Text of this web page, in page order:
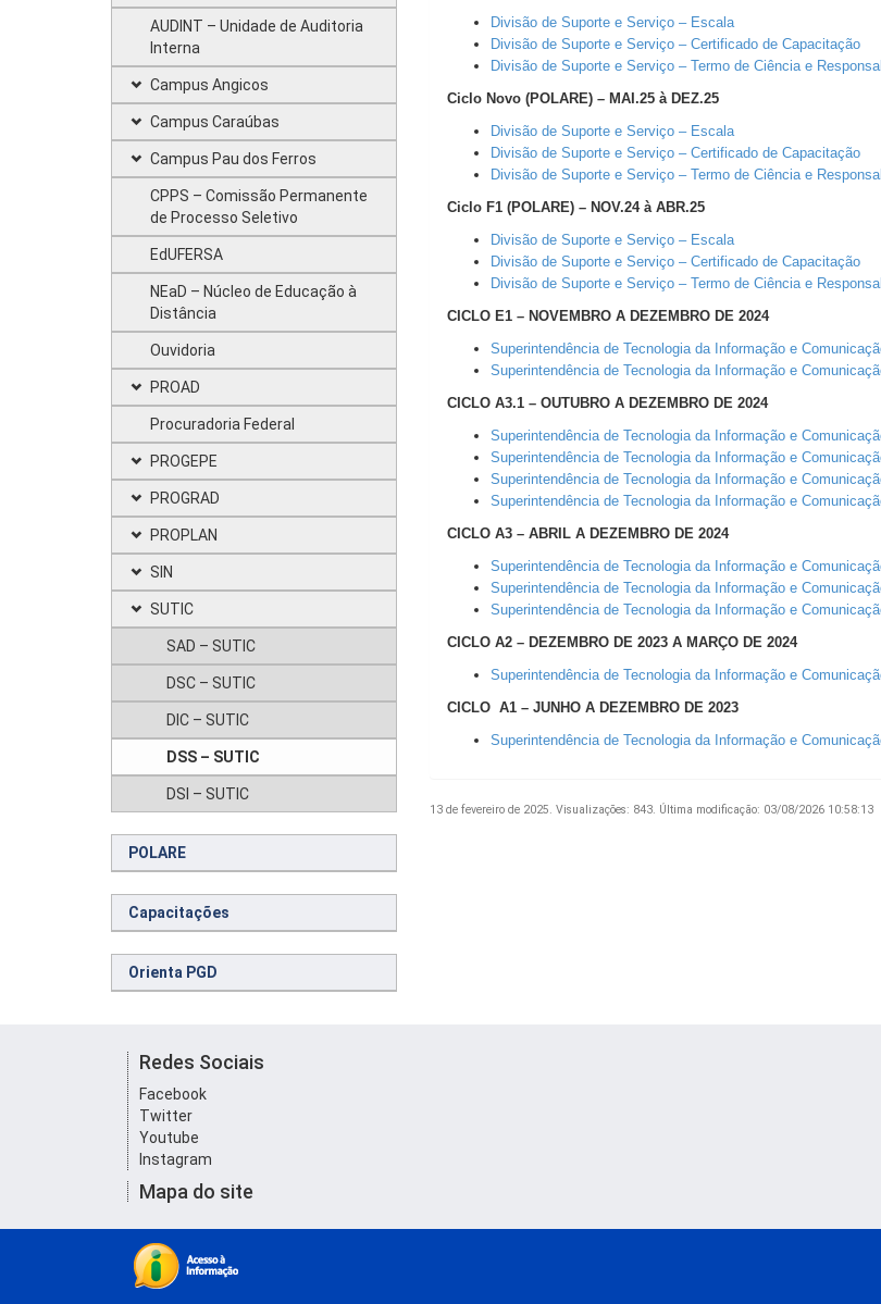
AUDINT – Unidade de Auditoria
Interna
Campus Angicos
Campus Caraúbas
Campus Pau dos Ferros
CPPS – Comissão Permanente
de Processo Seletivo
EdUFERSA
NEaD – Núcleo de Educação à
Distância
Ouvidoria
PROAD
Procuradoria Federal
PROGEPE
PROGRAD
PROPLAN
SIN
SUTIC
SAD – SUTIC
DSC – SUTIC
DIC – SUTIC
DSS – SUTIC
DSI – SUTIC
POLARE
Capacitações
Orienta PGD
Divisão de Suporte e Serviço – Escala
Divisão de Suporte e Serviço – Certificado de Capacitação
Divisão de Suporte e Serviço – Termo de Ciência e
Ciclo Novo (POLARE) – MAI.25 à DEZ.25
Divisão de Suporte e Serviço – Escala
Divisão de Suporte e Serviço – Certificado de Capacitação
Divisão de Suporte e Serviço – Termo de Ciência e
Ciclo F1 (POLARE) – NOV.24 à ABR.25
Divisão de Suporte e Serviço – Escala
Divisão de Suporte e Serviço – Certificado de Capacitação
Divisão de Suporte e Serviço – Termo de Ciência e
CICLO E1 – NOVEMBRO A DEZEMBRO DE 2024
Superintendência de Tecnologia da Informação e
Superintendência de Tecnologia da Informação e
CICLO A3.1 – OUTUBRO A DEZEMBRO DE 2024
Superintendência de Tecnologia da Informação e
Superintendência de Tecnologia da Informação e
Superintendência de Tecnologia da Informação e
Superintendência de Tecnologia da Informação e
CICLO A3 – ABRIL A DEZEMBRO DE 2024
Superintendência de Tecnologia da Informação e
Superintendência de Tecnologia da Informação e
Superintendência de Tecnologia da Informação e
CICLO A2 – DEZEMBRO DE 2023 A MARÇO DE 2024
Superintendência de Tecnologia da Informação e
CICLO A1 – JUNHO A DEZEMBRO DE 2023
Superintendência de Tecnologia da Informação e
13 de fevereiro de 2025. Visualizações: 843. Última modificação: 03/08/2026 10:58:13
Redes Sociais
Facebook
Twitter
Youtube
Instagram
Mapa do site